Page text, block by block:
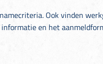
Ook vinden
en het